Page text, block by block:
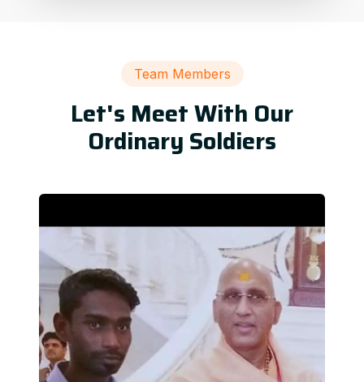
Team Members
Let's Meet With Our
Ordinary Soldiers